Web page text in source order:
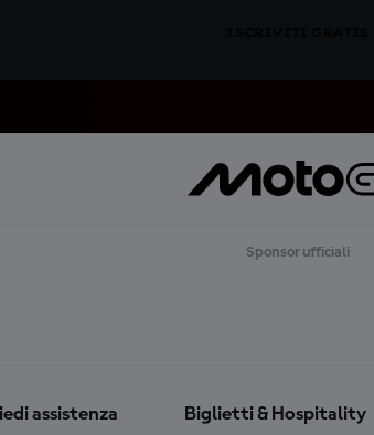
Sponsor ufficiali
assistenza Biglietti & Hospitality